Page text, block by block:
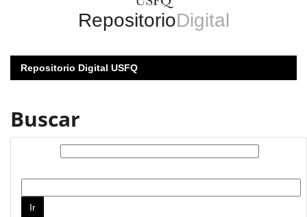
RepositorioDigital
Repositorio Digital USFQ
Buscar